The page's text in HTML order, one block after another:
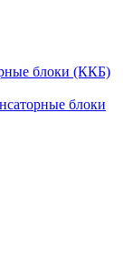
блоки (ККБ)
блоки